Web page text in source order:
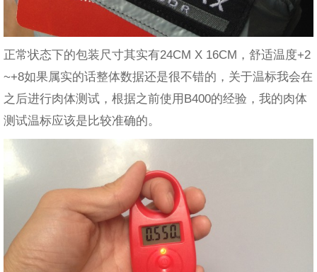
正常状态下的包装尺寸其实有24CM X 16CM，舒适温度+2
~+8如果属实的话整体数据还是很不错的，关于温标我会在
之后进行肉体测试，根据之前使用B400的经验，我的肉体
测试温标应该是比较准确的。